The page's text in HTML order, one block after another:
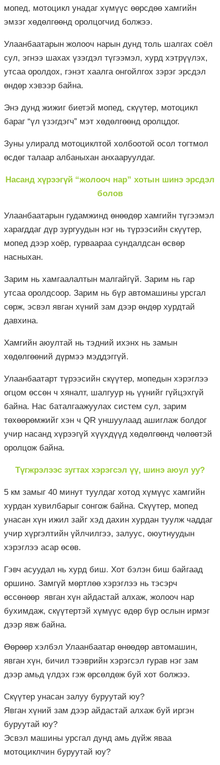
мопед, мотоцикл унадаг хүмүүс өөрсдөө хамгийн
эмзэг хөдөлгөөнд оролцогчид болжээ.
Улаанбаатарын жолооч нарын дунд толь шалгах соёл
сул, эгнээ шахах үзэгдэл түгээмэл, хурд хэтрүүлэх,
утсаа оролдох, гэнэт хаалга онгойлгох зэрэг эрсдэл
өндөр хэвээр байна.
Энэ дунд жижиг биетэй мопед, скүүтер, мотоцикл
бараг “үл үзэгдэгч” мэт хөдөлгөөнд оролцдог.
Зуны улиралд мотоциклтой холбоотой осол тогтмол
өсдөг талаар албаныхан анхааруулдаг.
Насанд хүрээгүй “жолооч нар” хотын шинэ эрсдэл
болов
Улаанбаатарын гудамжинд өнөөдөр хамгийн түгээмэл
харагддаг дүр зургуудын нэг нь түрээсийн скүүтер,
мопед дээр хоёр, гурваараа сундалдсан өсвөр
насныхан.
Зарим нь хамгаалалтын малгайгүй. Зарим нь гар
утсаа оролдсоор. Зарим нь бүр автомашины урсгал
сөрж, эсвэл явган хүний зам дээр өндөр хурдтай
давхина.
Хамгийн аюултай нь тэдний ихэнх нь замын
хөдөлгөөний дүрмээ мэддэггүй.
Улаанбаатарт түрээсийн скүүтер, мопедын хэрэглээ
огцом өссөн ч хяналт, шалгуур нь үүнийг гүйцэхгүй
байна. Нас баталгаажуулах систем сул, зарим
төхөөрөмжийг хэн ч QR уншуулаад ашиглаж болдог
учир насанд хүрээгүй хүүхдүүд хөдөлгөөнд чөлөөтэй
оролцож байна.
Түгжрэлээс зугтах хэрэгсэл үү, шинэ аюул уу?
5 км замыг 40 минут туулдаг хотод хүмүүс хамгийн
хурдан хувилбарыг сонгож байна. Скүүтер, мопед
унасан хүн ижил зайг хэд дахин хурдан туулж чаддаг
учир хүргэлтийн үйлчилгээ, залуус, оюутнуудын
хэрэглээ асар өсөв.
Гэвч асуудал нь хурд биш. Хот бэлэн биш байгаад
оршино. Замгүй мөртлөө хэрэглээ нь тэсэрч
өссөнөөр явган хүн айдастай алхаж, жолооч нар
бухимдаж, скүүтертэй хүмүүс өдөр бүр ослын ирмэг
дээр явж байна.
Өөрөөр хэлбэл Улаанбаатар өнөөдөр автомашин,
явган хүн, бичил тээврийн хэрэгсэл гурав нэг зам
дээр амьд үлдэх гэж өрсөлдөж буй хот болжээ.
Скүүтер унасан залуу буруутай юу?
Явган хүний зам дээр айдастай алхаж буй иргэн
буруутай юу?
Эсвэл машины урсгал дунд амь дүйж яваа
мотоциклчин буруутай юу?